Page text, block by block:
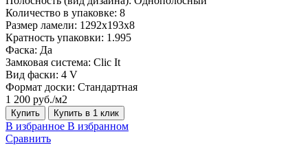
Количество в упаковке: 8
Размер ламели: 1292х193х8
Кратность упаковки: 1.995
Фаска: Да
Замковая система: Clic It
Вид фаски: 4 V
Формат доски: Стандартная
1 200 руб./м2
Купить Купить в 1 клик
В избранное В избранном
Сравнить